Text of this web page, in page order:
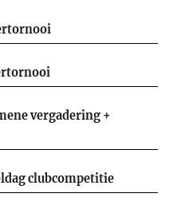
vergadering +
clubcompetitie